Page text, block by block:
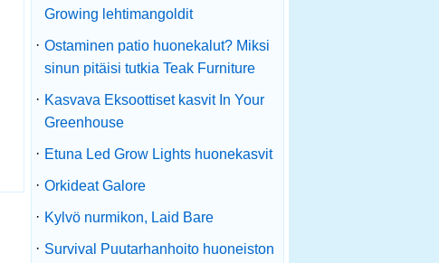
Growing lehtimangoldit
· Ostaminen patio huonekalut? Miksi
sinun pitäisi tutkia Teak Furniture
· Kasvava Eksoottiset kasvit In Your
Greenhouse
· Etuna Led Grow Lights huonekasvit
· Orkideat Galore
· Kylvö nurmikon, Laid Bare
· Survival Puutarhanhoito huoneiston